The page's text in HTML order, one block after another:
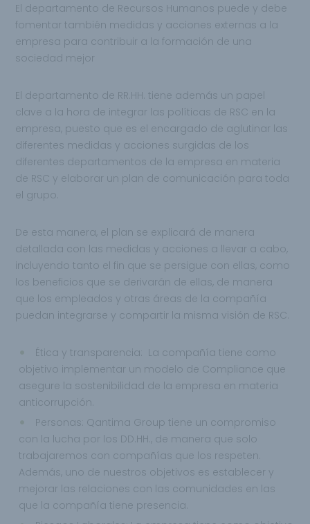
El departamento de Recursos Humanos puede y debe
fomentar también medidas y acciones externas a la
empresa para contribuir a la formación de una
sociedad mejor
El departamento de RR.HH. tiene además un papel
clave a la hora de integrar las políticas de RSC en la
empresa, puesto que es el encargado de aglutinar las
diferentes medidas y acciones surgidas de los
diferentes departamentos de la empresa en materia
de RSC y elaborar un plan de comunicación para toda
el grupo.
De esta manera, el plan se explicará de manera
detallada con las medidas y acciones a llevar a cabo,
incluyendo tanto el fin que se persigue con ellas, como
los beneficios que se derivarán de ellas, de manera
que los empleados y otras áreas de la compañía
puedan integrarse y compartir la misma visión de RSC.
Ética y transparencia: La compañía tiene como
objetivo implementar un modelo de Compliance que
asegure la sostenibilidad de la empresa en materia
anticorrupción.
Personas: Qantima Group tiene un compromiso
con la lucha por los DD.HH., de manera que solo
trabajaremos con compañías que los respeten.
Además, uno de nuestros objetivos es establecer y
mejorar las relaciones con las comunidades en las
que la compañía tiene presencia.